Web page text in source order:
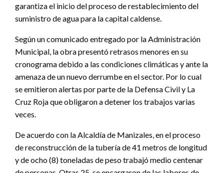
garantiza el inicio del proceso de restablecimiento del
suministro de agua para la capital caldense.
Según un comunicado entregado por la Administración
Municipal, la obra presentó retrasos menores en su
cronograma debido a las condiciones climáticas y ante la
amenaza de un nuevo derrumbe en el sector. Por lo cual
se emitieron alertas por parte de la Defensa Civil y La
Cruz Roja que obligaron a detener los trabajos varias
veces.
De acuerdo con la Alcaldía de Manizales, en el proceso
de reconstrucción de la tubería de 41 metros de longitud
y de ocho (8) toneladas de peso trabajó medio centenar